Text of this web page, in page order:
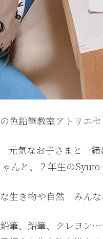
色鉛筆教室アトリエセ
気なお子さまと一緒
んと、２年生の
生き物や自然 みんな
筆、鉛筆、クレヨン…